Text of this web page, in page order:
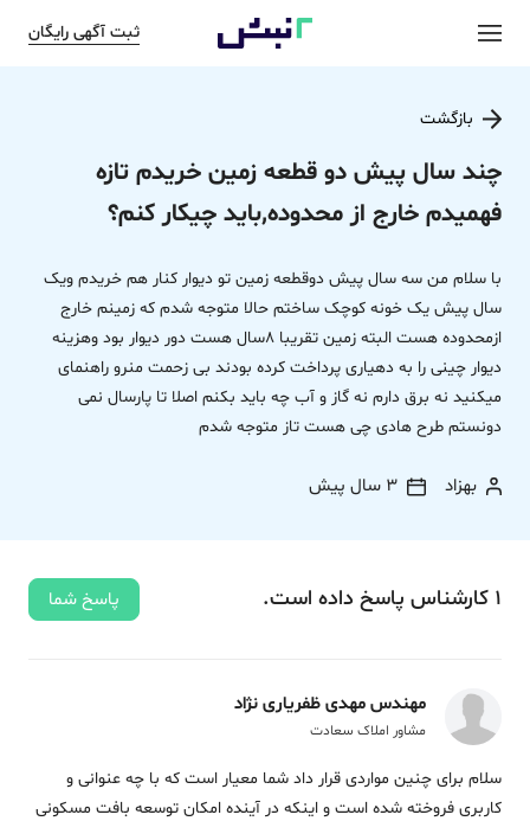
ثبت آگهی رایگان
بازگشت
چند سال پیش دو قطعه زمین خریدم تازه
فهمیدم خارج از محدوده,باید چیکار کنم؟
با سلام من سه سال پیش دوقطعه زمین تو دیوار کنار هم خریدم ویک
سال پیش یک خونه کوچک ساختم حالا متوجه شدم که زمینم خارج
ازمحدوده هست البته زمین تقریبا 8سال هست دور دیوار بود وهزینه
دیوار چینی را به دهیاری پرداخت کرده بودند بی زحمت منرو راهنمای
میکنید نه برق دارم نه گاز و آب چه باید بکنم اصلا تا پارسال نمی
دونستم طرح هادی چی هست تاز متوجه شدم
بهزاد 3 سال پیش
1 کارشناس پاسخ داده‌ است. پاسخ شما
مهندس مهدی ظفریاری نژاد
مشاور املاک سعادت
سلام برای چنین مواردی قرار داد شما معیار است که با چه عنوانی و
کاربری فروخته شده است و اینکه در آینده امکان توسعه بافت مسکونی